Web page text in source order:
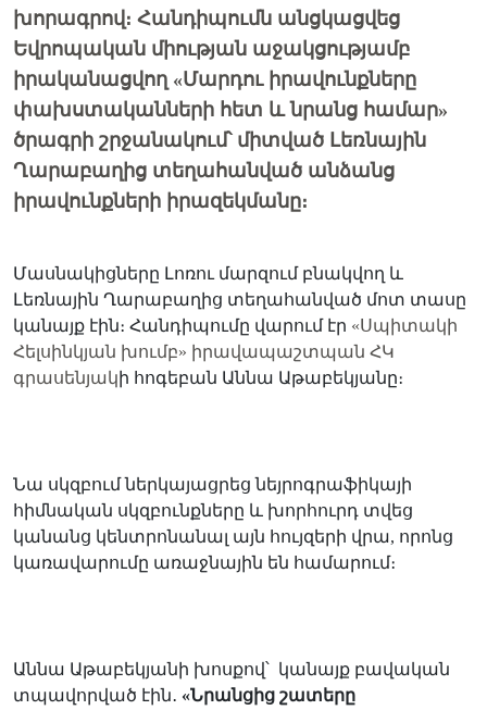
խորագրով։ Հանդիպումն անցկացվեց
Եվրոպական միության աջակցությամբ
իրականացվող «Մարդու իրավունքները
փախստականների հետ և նրանց համար»
ծրագրի շրջանակում՝ միտված Լեռնային
Ղարաբաղից տեղահանված անձանց
իրավունքների իրազեկմանը։
Մասնակիցները Լոռու մարզում բնակվող և
Լեռնային Ղարաբաղից տեղահանված մոտ տասը
կանայք էին։ Հանդիպումը վարում էր «Սպիտակի
Հելսինկյան խումբ» իրավապաշտպան ՀԿ
գրասենյակ ի հոգեբան Աննա Աթաբեկյանը։
Նա սկզբում ներկայացրեց նեյրոգրաֆիկայի
հիմնական սկզբունքները և խորհուրդ տվեց
կանանց կենտրոնանալ այն հույզերի վրա, որոնց
կառավարումը առաջնային են համարում։
Աննա Աթաբեկյանի խոսքով՝ կանայք բավական
տպավորված էին․ «Նրանցից շատերը